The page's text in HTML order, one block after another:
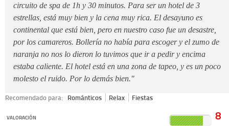
circuito de spa de 1h y 30 minutos. Para ser un hotel de 3
estrellas, está muy bien y la cena muy rica. El desayuno es
continental que está bien, pero en nuestro caso fue un desastre,
por los camareros. Bollería no había para escoger y el zumo de
naranja no nos lo dieron lo tuvimos que ir a pedir y encima
estaba caliente. El hotel está en una zona de tapeo, y es un poco
molesto el ruido. Por lo demás bien."
Recomendado para: Románticos Relax Fiestas
VALORACIÓN 8